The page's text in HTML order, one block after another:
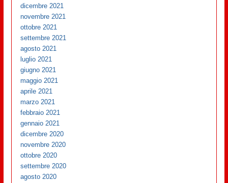
dicembre 2021
novembre 2021
ottobre 2021
settembre 2021
agosto 2021
luglio 2021
giugno 2021
maggio 2021
aprile 2021
marzo 2021
febbraio 2021
gennaio 2021
dicembre 2020
novembre 2020
ottobre 2020
settembre 2020
agosto 2020